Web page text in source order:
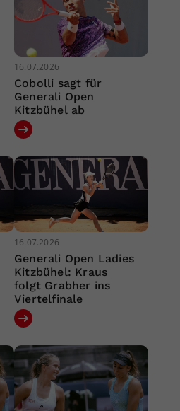
16.07.2026
Cobolli sagt für
Generali Open
Kitzbühel ab
16.07.2026
Generali Open Ladies
Kitzbühel: Kraus
folgt Grabher ins
Viertelfinale